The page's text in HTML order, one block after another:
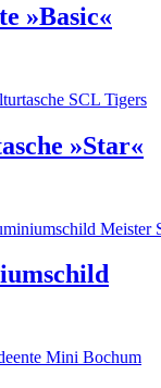
»Basic«
»Star«